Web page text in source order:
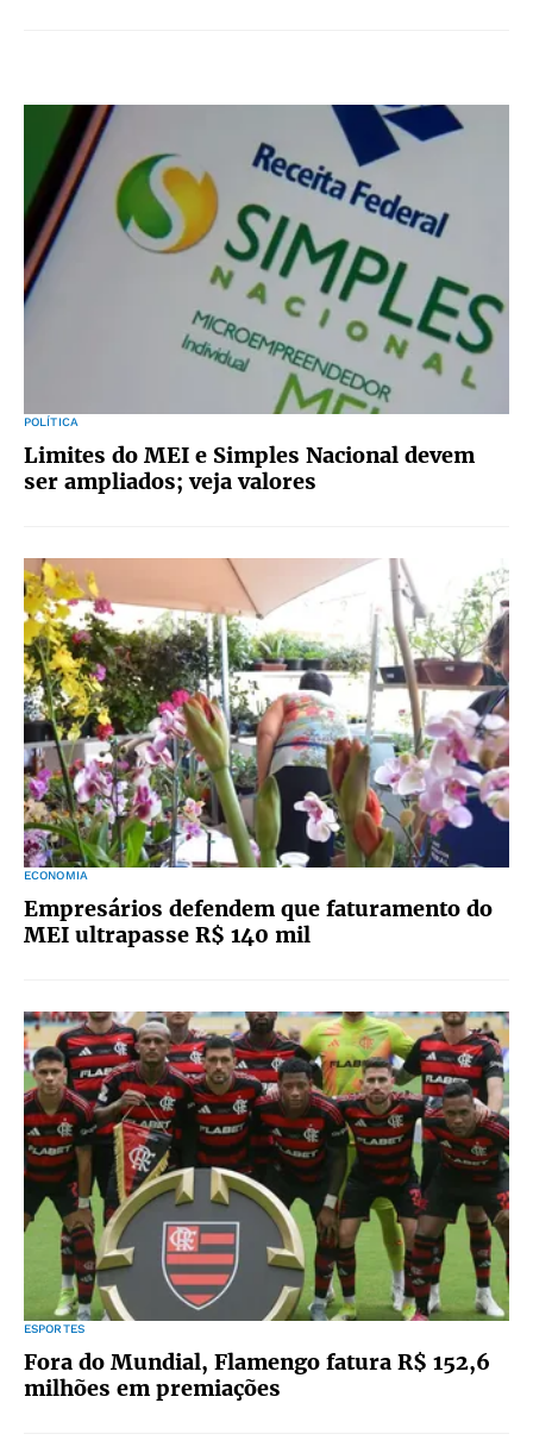
POLÍTICA
Limites do MEI e Simples Nacional devem
ser ampliados; veja valores
ECONOMIA
Empresários defendem que faturamento do
MEI ultrapasse R$ 140 mil
ESPORTES
Fora do Mundial, Flamengo fatura R$ 152,6
milhões em premiações